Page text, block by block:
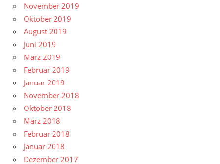
November 2019
Oktober 2019
August 2019
Juni 2019
März 2019
Februar 2019
Januar 2019
November 2018
Oktober 2018
März 2018
Februar 2018
Januar 2018
Dezember 2017